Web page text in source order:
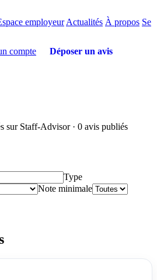
employeur Actualités À propos Se
compte
Déposer un avis
sur Staff-Advisor · 0 avis publiés
Type
Note minimale